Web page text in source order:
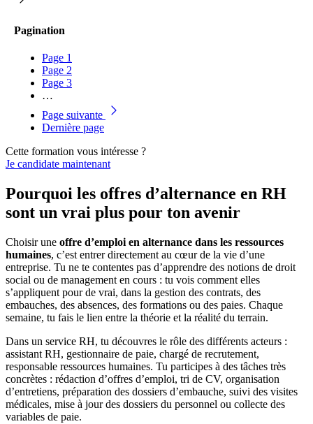
Pagination
Page 1
Page 2
Page 3
…
Page suivante
Dernière page
Cette formation vous intéresse ?
Je candidate maintenant
Pourquoi les offres d’alternance en RH
sont un vrai plus pour ton avenir
Choisir une offre d’emploi en alternance dans les ressources
humaines, c’est entrer directement au cœur de la vie d’une
entreprise. Tu ne te contentes pas d’apprendre des notions de droit
social ou de management en cours : tu vois comment elles
s’appliquent pour de vrai, dans la gestion des contrats, des
embauches, des absences, des formations ou des paies. Chaque
semaine, tu fais le lien entre la théorie et la réalité du terrain.
Dans un service RH, tu découvres le rôle des différents acteurs :
assistant RH, gestionnaire de paie, chargé de recrutement,
responsable ressources humaines. Tu participes à des tâches très
concrètes : rédaction d’offres d’emploi, tri de CV, organisation
d’entretiens, préparation des dossiers d’embauche, suivi des visites
médicales, mise à jour des dossiers du personnel ou collecte des
variables de paie.